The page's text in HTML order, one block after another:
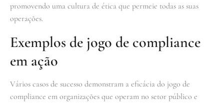
promovendo uma cultura de ética que permeie todas as suas
operações.
Exemplos de jogo de compliance
em ação
Vários casos de sucesso demonstram a eficácia do jogo de
compliance em organizações que operam no setor público e